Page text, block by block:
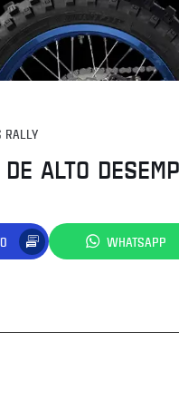
RALLY
ALTO
WHATSAPP